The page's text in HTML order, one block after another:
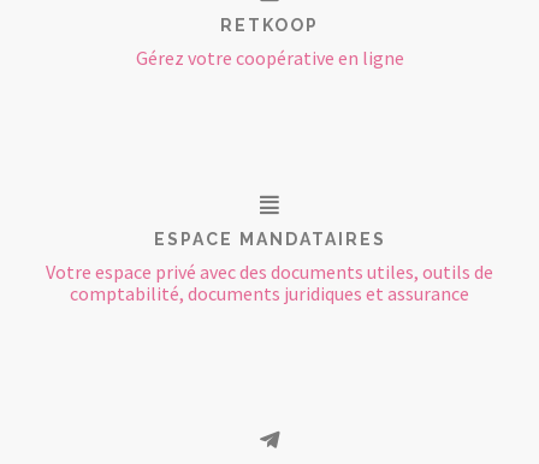
RETKOOP
Gérez votre coopérative en ligne
ESPACE MANDATAIRES
Votre espace privé avec des documents utiles, outils de
comptabilité, documents juridiques et assurance